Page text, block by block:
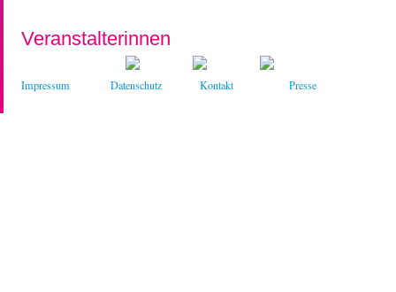
Veranstalterinnen
Impressum Datenschutz Kontakt Presse